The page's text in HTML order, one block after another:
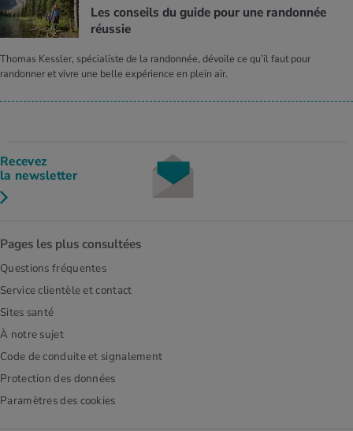
Les conseils du guide pour une randonnée
réussie
Thomas Kessler, spécialiste de la randonnée, dévoile ce qu’il faut pour
randonner et vivre une belle expérience en plein air.
Recevez
la newsletter
Pages les plus consultées
Questions fréquentes
Service clientèle et contact
Sites santé
À notre sujet
Code de conduite et signalement
Protection des données
Paramètres des cookies